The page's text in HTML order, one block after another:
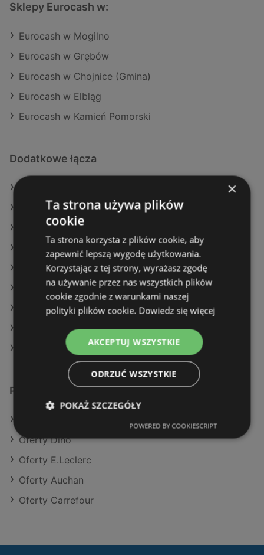
Sklepy Eurocash w:
Eurocash w Mogilno
Eurocash w Grębów
Eurocash w Chojnice (Gmina)
Eurocash w Elbląg
Eurocash w Kamień Pomorski
Dodatkowe łącza
Oferty SPAR
Oferty E.Leclerc
Aktualne gazetki Gram Market
Aktualne gazetki SPAR
Aktualne gazetki E.Leclerc
Aktualne gazetki Kaufland
Aktualne gazetki Żabka
Sklepy Eurocash w Kamień Pomorski
Podobne sklepy detaliczne
Oferty Dino
Oferty E.Leclerc
Oferty Auchan
Oferty Carrefour
×
Ta strona używa plików
cookie
Ta strona korzysta z plików cookie, aby
zapewnić lepszą wygodę użytkowania.
Korzystając z tej strony, wyrażasz zgodę
na używanie przez nas wszystkich plików
cookie zgodnie z warunkami naszej
polityki plików cookie. Dowiedz się więcej
AKCEPTUJ WSZYSTKIE
ODRZUĆ WSZYSTKIE
POKAŻ SZCZEGÓŁY
POWERED BY COOKIESCRIPT